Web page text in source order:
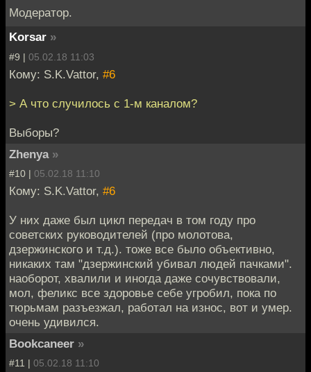
Модератор.
Korsar »
#9 | 05.02.18 11:03
Кому: S.K.Vattor, #6
> А что случилось с 1-м каналом?
Выборы?
Zhenya »
#10 | 05.02.18 11:10
Кому: S.K.Vattor, #6
У них даже был цикл передач в том году про
советских руководителей (про молотова,
дзержинского и т.д.). тоже все было объективно,
никаких там "дзержинский убивал людей пачками".
наоборот, хвалили и иногда даже сочувствовали,
мол, феликс все здоровье себе угробил, пока по
тюрьмам разъезжал, работал на износ, вот и умер.
очень удивился.
Bookcaneer »
#11 | 05.02.18 11:10